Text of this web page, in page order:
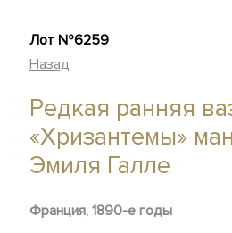
Лот №6259
Назад
Редкая ранняя
«Хризантемы»
Эмиля Галле
Франция, 1890-е годы